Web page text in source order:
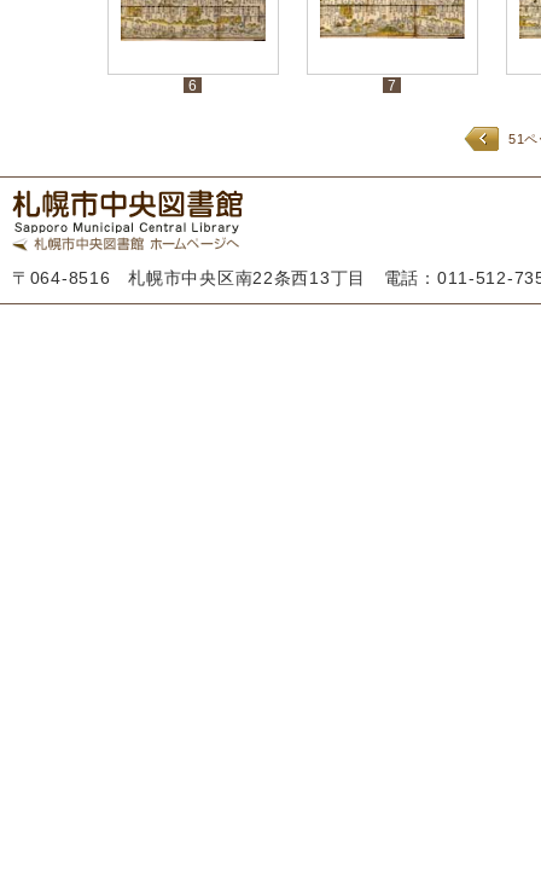
6 7
51ペ
〒064-8516 札幌市中央区南22条西13丁目 電話：011-512-